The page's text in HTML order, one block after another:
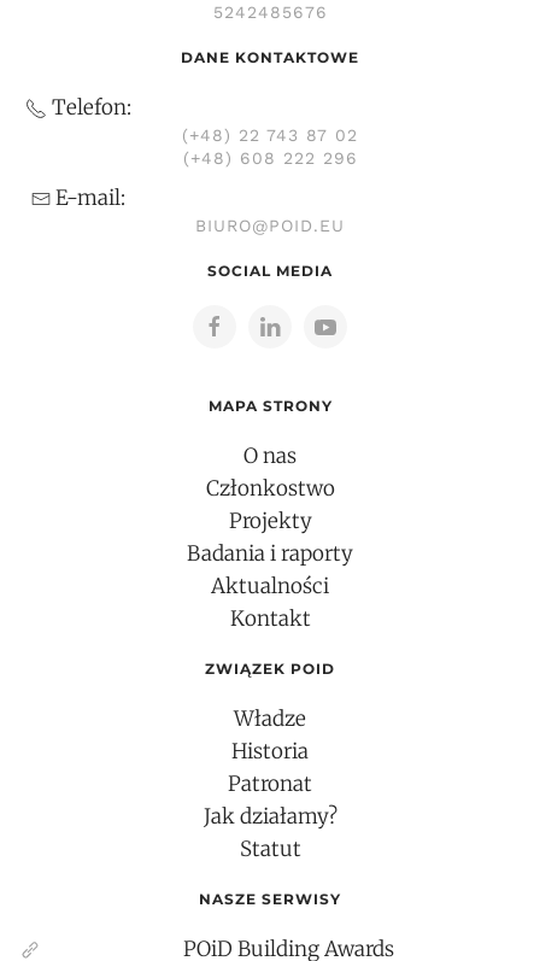
5242485676
DANE KONTAKTOWE
Telefon:
(+48) 22 743 87 02
(+48) 608 222 296
E-mail:
BIURO@POID.EU
SOCIAL MEDIA
MAPA STRONY
O nas
Członkostwo
Projekty
Badania i raporty
Aktualności
Kontakt
ZWIĄZEK POID
Władze
Historia
Patronat
Jak działamy?
Statut
NASZE SERWISY
POiD Building Awards